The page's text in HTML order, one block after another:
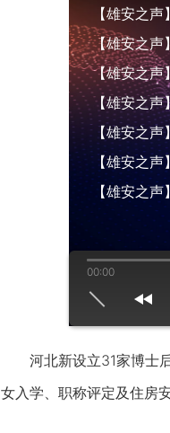
【雄安之
【雄安之声
【雄安之声
【雄安之
【雄安之
【雄安之声
【雄安之
00:00
河北新设立31家博士后
女入学、职称评定及住房